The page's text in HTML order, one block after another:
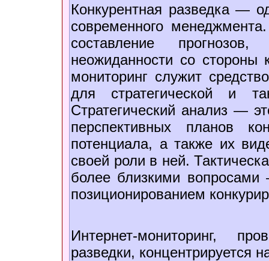
Конкурентная разведка —
современного
составление
неожиданности со стороны
мониторинг служит
для стратегической и
Стратегический анализ —
перспективных планов
потенциала, а также их
своей роли в ней.
более близкими
позиционированием
Интернет-мониторинг,
разведки,